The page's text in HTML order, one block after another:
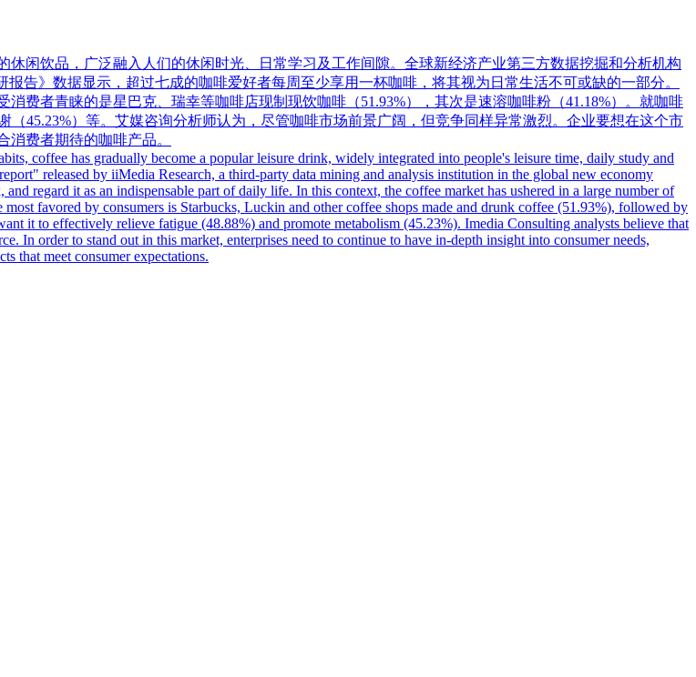
闲饮品，广泛融入人们的休闲时光、日常学习及工作间隙。全球新经济产业第三方数据挖掘和分析机构
告》数据显示，超过七成的咖啡爱好者每周至少享用一杯咖啡，将其视为日常生活不可或缺的一部分。
费者青睐的是星巴克、瑞幸等咖啡店现制现饮咖啡（51.93%），其次是速溶咖啡粉（41.18%）。就咖啡
45.23%）等。艾媒咨询分析师认为，尽管咖啡市场前景广阔，但竞争同样异常激烈。企业要想在这个市
费者期待的咖啡产品。
coffee has gradually become a popular leisure drink, widely integrated into people's leisure time, daily study and
released by iiMedia Research, a third-party data mining and analysis institution in the global new economy
regard it as an indispensable part of daily life. In this context, the coffee market has ushered in a large number of
favored by consumers is Starbucks, Luckin and other coffee shops made and drunk coffee (51.93%), followed by
it to effectively relieve fatigue (48.88%) and promote metabolism (45.23%). Imedia Consulting analysts believe that
In order to stand out in this market, enterprises need to continue to have in-depth insight into consumer needs,
that meet consumer expectations.